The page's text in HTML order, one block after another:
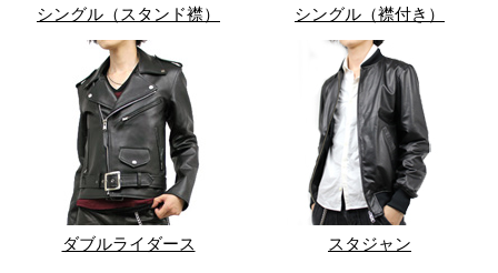
シングル（スタンド襟） シングル（襟付き）
ダブルライダース スタジャン